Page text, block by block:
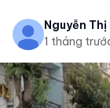
Nguyễn Thị
1 tháng